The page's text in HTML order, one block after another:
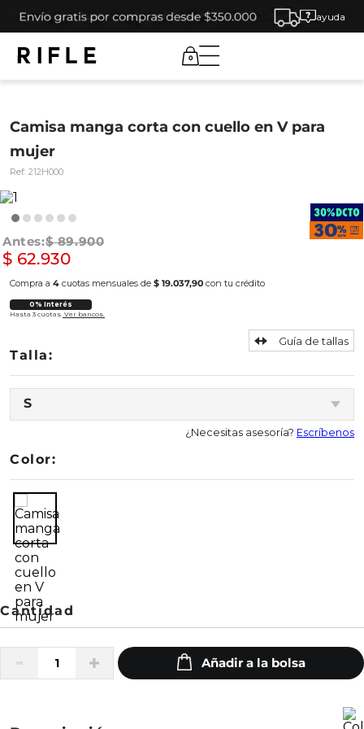
ayuda
0
Camisa manga corta con cuello en V para
mujer
Ref: 212H000
$ 89.900
$ 62.930
Compra a 4 cuotas mensuales de $ 19.037,90 con tu crédito
0% Interés
Hasta 3 cuotas. Ver bancos.
S
Guía de tallas
¿Necesitas asesoría? Escríbenos
Color: